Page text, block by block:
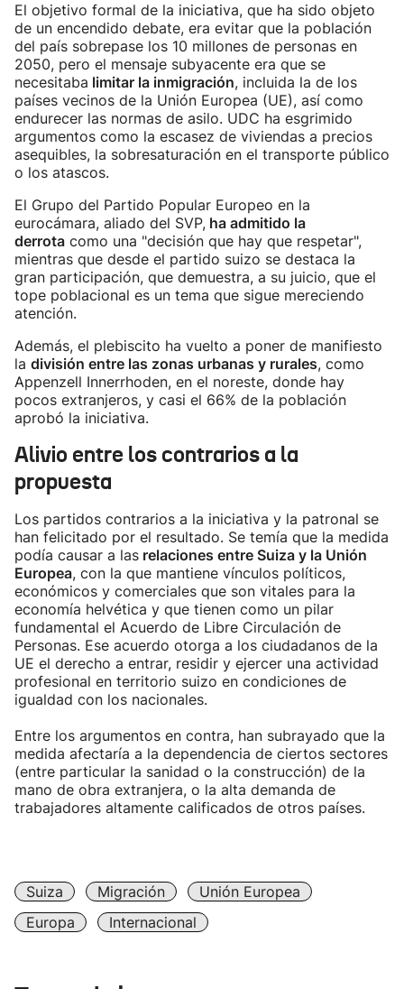
El objetivo formal de la iniciativa, que ha sido objeto
de un encendido debate, era evitar que la población
del país sobrepase los 10 millones de personas en
2050, pero el mensaje subyacente era que se
necesitaba limitar la inmigración, incluida la de los
países vecinos de la Unión Europea (UE), así como
endurecer las normas de asilo. UDC ha esgrimido
argumentos como la escasez de viviendas a precios
asequibles, la sobresaturación en el transporte público
o los atascos.
El Grupo del Partido Popular Europeo en la
eurocámara, aliado del SVP, ha admitido la
derrota como una "decisión que hay que respetar",
mientras que desde el partido suizo se destaca la
gran participación, que demuestra, a su juicio, que el
tope poblacional es un tema que sigue mereciendo
atención.
Además, el plebiscito ha vuelto a poner de manifiesto
la división entre las zonas urbanas y rurales, como
Appenzell Innerrhoden, en el noreste, donde hay
pocos extranjeros, y casi el 66% de la población
aprobó la iniciativa.
Alivio entre los contrarios a la
propuesta
Los partidos contrarios a la iniciativa y la patronal se
han felicitado por el resultado. Se temía que la medida
podía causar a las relaciones entre Suiza y la Unión
Europea, con la que mantiene vínculos políticos,
económicos y comerciales que son vitales para la
economía helvética y que tienen como un pilar
fundamental el Acuerdo de Libre Circulación de
Personas. Ese acuerdo otorga a los ciudadanos de la
UE el derecho a entrar, residir y ejercer una actividad
profesional en territorio suizo en condiciones de
igualdad con los nacionales.
Entre los argumentos en contra, han subrayado que la
medida afectaría a la dependencia de ciertos sectores
(entre particular la sanidad o la construcción) de la
mano de obra extranjera, o la alta demanda de
trabajadores altamente calificados de otros países.
Suiza Migración
Unión Europea
Europa
Internacional